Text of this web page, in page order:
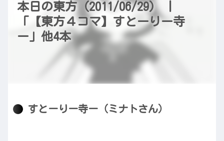
本日の東方（2011/06/29） |
「【東方４コマ】すとーりー寺
ー」他4本
すとーりー寺ー（ミナトさん）